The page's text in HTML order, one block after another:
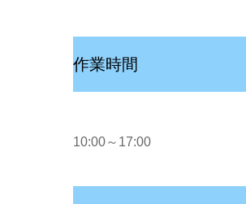
作業時間
10:00～17:00